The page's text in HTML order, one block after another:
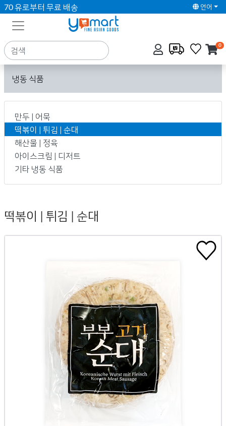
70 유로부터 무료 배송 언어
0
냉동 식품
만두 | 어묵
떡볶이 | 튀김 | 순대
해산물 | 정육
아이스크림 | 디저트
기타 냉동 식품
떡볶이 | 튀김 | 순대